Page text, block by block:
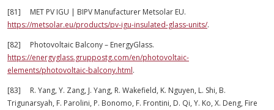
[81] MET PV IGU | BIPV Manufacturer Metsolar EU.
https://metsolar.eu/products/pv-igu-insulated-glass-units/.
[82] Photovoltaic Balcony – EnergyGlass.
https://energyglass.gruppostg.com/en/photovoltaic-
elements/photovoltaic-balcony.html.
[83] R. Yang, Y. Zang, J. Yang, R. Wakefield, K. Nguyen, L. Shi, B.
Trigunarsyah, F. Parolini, P. Bonomo, F. Frontini, D. Qi, Y. Ko, X. Deng, Fire